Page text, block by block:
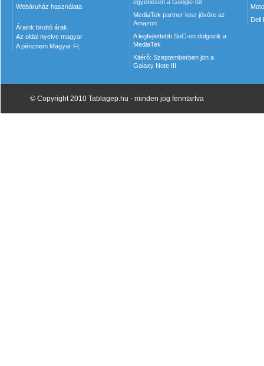
Webáruház használata
Áraink bruttó árak.
Az oldal nyelve magyar
A pénznem Magyar Ft.
egyenesen a Google-től
MediaTek partner lesz jövőre az
Amazon
A legfejlettebb SoC-on dolgozik a
MediaTek
Kitérő: Szeptemberben jön a
Galaxy Note III
Dell
© Copyright 2010 Tablagep.hu - minden jog fenntartva